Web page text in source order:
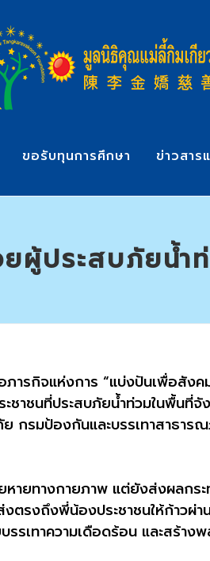
ขอรับทุนการศึกษา ข่าวสาร
ผู้ประสบภัยน้ำ
รกิจแห่งการ “แบ่งปันเพื่อสัง
ชาชนที่ประสบภัยน้ำท่วมในพื้น
กรมป้องกันและบรรเทาสาธาร
ายทางกายภาพ แต่ยังส่งผลกร
งตรงถึงพี่น้องประชาชนให้ก้าวผ่
รรเทาความเดือดร้อน และสร้า